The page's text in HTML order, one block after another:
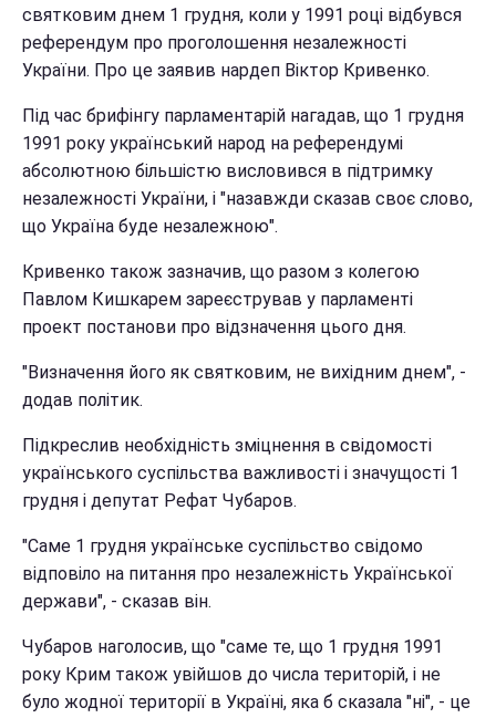
святковим днем 1 грудня, коли у 1991 році відбувся
референдум про проголошення незалежності
України. Про це заявив нардеп Віктор Кривенко.
Під час брифінгу парламентарій нагадав, що 1 грудня
1991 року український народ на референдумі
абсолютною більшістю висловився в підтримку
незалежності України, і "назавжди сказав своє слово,
що Україна буде незалежною".
Кривенко також зазначив, що разом з колегою
Павлом Кишкарем зареєстрував у парламенті
проект постанови про відзначення цього дня.
"Визначення його як святковим, не вихідним днем", -
додав політик.
Підкреслив необхідність зміцнення в свідомості
українського суспільства важливості і значущості 1
грудня і депутат Рефат Чубаров.
"Саме 1 грудня українське суспільство свідомо
відповіло на питання про незалежність Української
держави", - сказав він.
Чубаров наголосив, що "саме те, що 1 грудня 1991
року Крим також увійшов до числа територій, і не
було жодної території в Україні, яка б сказала "ні", - це